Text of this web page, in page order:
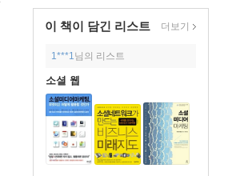
이 책이 담긴 리스트 더보기
1***1 님의 리스트
소셜 웹